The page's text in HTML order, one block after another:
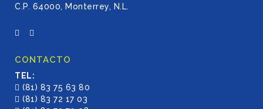
C.P. 64000, Monterrey, N.L.
CONTACTO
TEL:
(81) 83 75 63 80
(81) 83 72 17 03